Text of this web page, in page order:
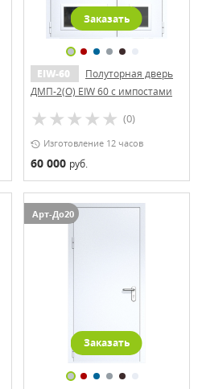
Заказать
EIW-60
Полуторная дверь
ДМП-2(О) EIW 60 с импостами
(0)
Изготовление 12 часов
60 000 руб.
Арт-До20
Заказать